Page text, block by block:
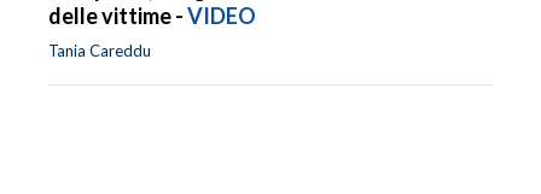
delle vittime -VIDEO
Tania Careddu